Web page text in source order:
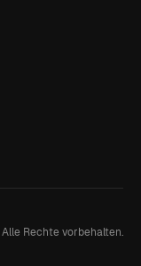
Alle Rechte vorbehalten.